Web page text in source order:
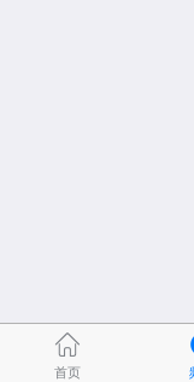
首页